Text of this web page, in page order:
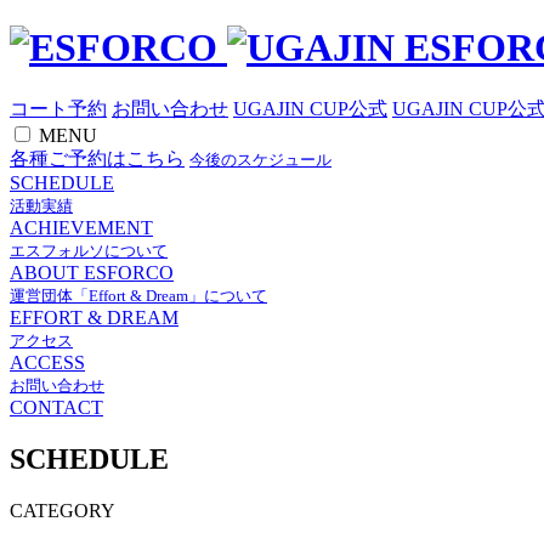
コート予約 お問い合わせ UGAJIN CUP公式 UGAJIN CUP公
MENU
各種ご予約はこちら 今後のスケジュール
SCHEDULE
活動実績
ACHIEVEMENT
エスフォルソについて
ABOUT ESFORCO
運営団体「Effort & Dream」について
EFFORT & DREAM
アクセス
ACCESS
お問い合わせ
CONTACT
SCHEDULE
CATEGORY